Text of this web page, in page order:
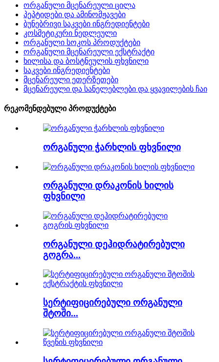
ორგანული მცენარეული ცილა
პეპტიდები და ამინომჟავები
ბუნებრივი საკვები ინგრედიენტები
კოსმეტიკური ნედლეული
ორგანული სოკოს პროდუქტები
ორგანული მცენარეული ექსტრაქტი
ხილისა და ბოსტნეულის ფხვნილი
საკვები ინგრედიენტები
მცენარეული ეთერზეთები
მცენარეული და სანელებლები და ყვავილების ჩაი
რეკომენდებული პროდუქტები
ორგანული ჭარხლის ფხვნილი
ორგანული დრაკონის ხილის
ფხვნილი
ორგანული დეჰიდრატირებული
გოგრა...
სერტიფიცირებული ორგანული
შტოში...